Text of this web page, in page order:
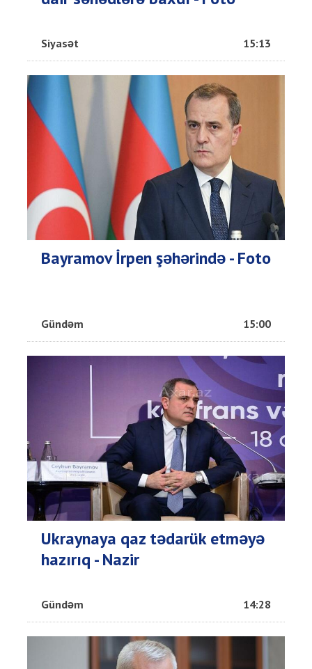
Siyasət 15:13
Bayramov İrpen şəhərində - Foto
Gündəm 15:00
Ukraynaya qaz tədarük etməyə
hazırıq - Nazir
Gündəm 14:28